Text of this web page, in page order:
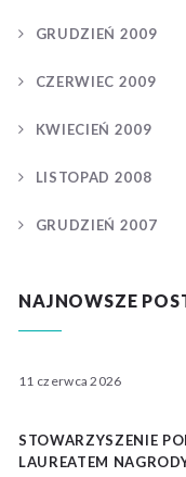
GRUDZIEŃ 2009
CZERWIEC 2009
KWIECIEŃ 2009
LISTOPAD 2008
GRUDZIEŃ 2007
NAJNOWSZE
11 czerwca 2026
STOWARZYSZENIE
LAUREATEM